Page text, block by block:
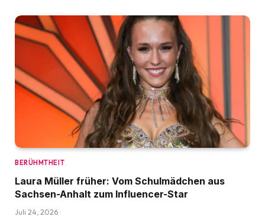
BERÜHMTHEIT
Laura Müller früher: Vom Schulmädchen aus
Sachsen-Anhalt zum Influencer-Star
Juli 24, 2026